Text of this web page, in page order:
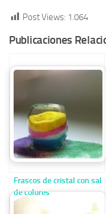
Post Views: 1.064
Publicaciones
Frascos de cristal con sal
de colores